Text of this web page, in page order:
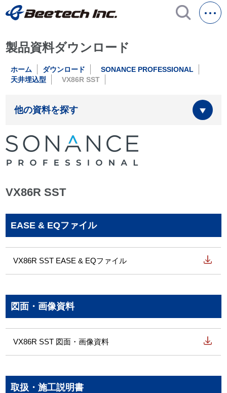
製品資料ダウンロード
ホーム ダウンロード
SONANCE PROFESSIONAL
天井埋込型
VX86R SST
他の資料を探す
VX86R SST
EASE & EQファイル
VX86R SST EASE & EQファイル
図面・画像資料
VX86R SST 図面・画像資料
取扱・施工説明書